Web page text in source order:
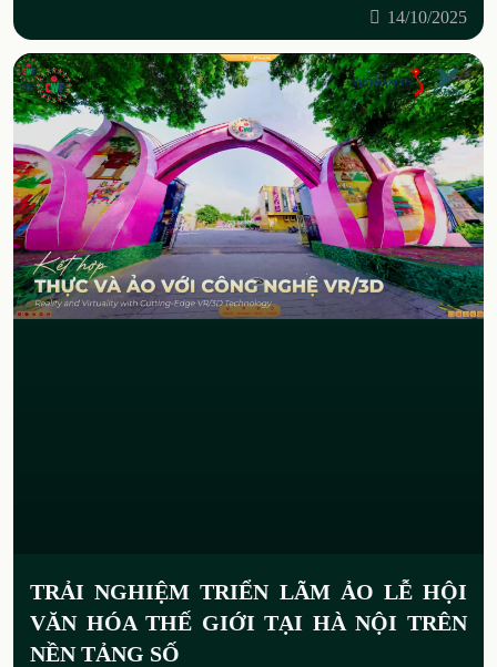
14/10/2025
TRẢI NGHIỆM TRIỂN LÃM ẢO LỄ HỘI
VĂN HÓA THẾ GIỚI TẠI HÀ NỘI TRÊN
NỀN TẢNG SỐ